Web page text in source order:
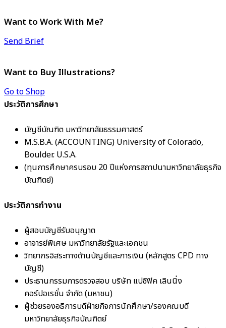
Want to Work With Me?
Send Brief
Want to Buy Illustrations?
Go to Shop
ประวัติการศึกษา
บัญชีบัณฑิต มหาวิทยาลัยธรรมศาสตร์
M.S.B.A. (ACCOUNTING) University of Colorado,
Boulder. U.S.A.
(ทุนการศึกษาครบรอบ 20 ปีแห่งการสถาปนามหาวิทยาลัยธุรกิจ
บัณฑิตย์)
ประวัติการทำงาน
ผู้สอบบัญชีรับอนุญาต
อาจารย์พิเศษ มหาวิทยาลัยรัฐและเอกชน
วิทยากรอิสระทางด้านบัญชีและการเงิน (หลักสูตร CPD ทาง
บัญชี)
ประธานกรรมการตรวจสอบ บริษัท แปซิฟิค เลินนิ่ง
คอร์ปอเรชั่น จำกัด (มหาชน)
ผู้ช่วยรองอธิการบดีฝ่ายกิจการนักศึกษา/รองคณบดี
มหาวิทยาลัยธุรกิจบัณฑิตย์